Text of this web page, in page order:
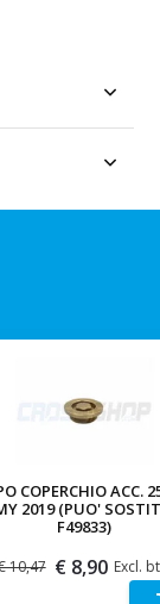
COPERCHIO ACC.
2019 (PUO'
F49833)
10,47 € 8,90 Excl.